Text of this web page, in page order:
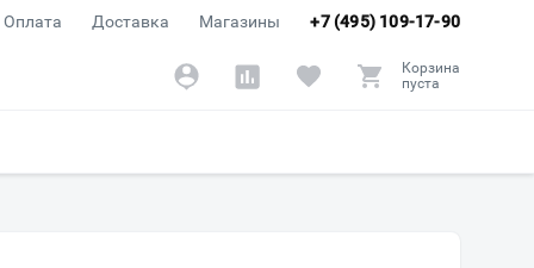
+7 (495) 109-17-90
Оплата Доставка Магазины
Корзина
пуста